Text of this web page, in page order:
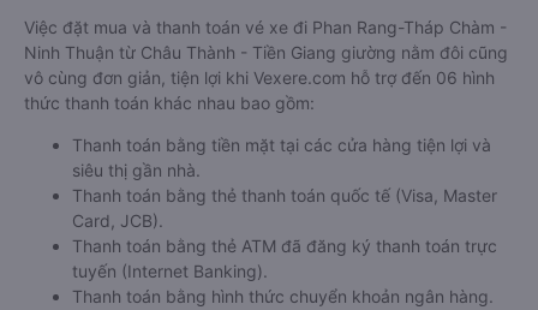
Việc đặt mua và thanh toán vé xe đi Phan Rang-Tháp Chàm -
Ninh Thuận từ Châu Thành - Tiền Giang giường nằm đôi cũng
vô cùng đơn giản, tiện lợi khi Vexere.com hỗ trợ đến 06 hình
thức thanh toán khác nhau bao gồm:
Thanh toán bằng tiền mặt tại các cửa hàng tiện lợi và
siêu thị gần nhà.
Thanh toán bằng thẻ thanh toán quốc tế (Visa, Master
Card, JCB).
Thanh toán bằng thẻ ATM đã đăng ký thanh toán trực
tuyến (Internet Banking).
Thanh toán bằng hình thức chuyển khoản ngân hàng.